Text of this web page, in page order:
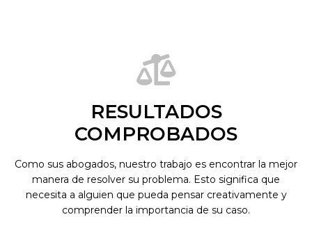
RESULTADOS
COMPROBADOS
Como sus abogados, nuestro trabajo es encontrar la mejor
manera de resolver su problema. Esto significa que
necesita a alguien que pueda pensar creativamente y
comprender la importancia de su caso.